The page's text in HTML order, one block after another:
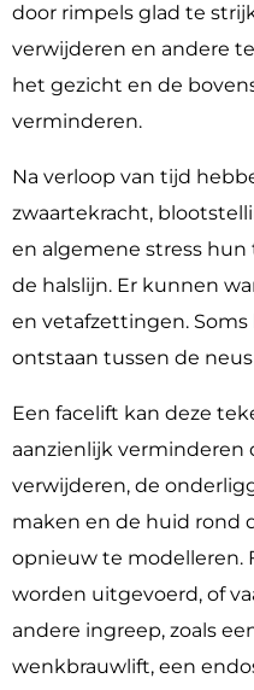
door rimpels glad te
verwijderen en andere
het gezicht en de
verminderen.
Na verloop van tijd
zwaartekracht,
en algemene stress
de halslijn. Er kunnen
en vetafzettingen.
ontstaan tussen de
Een facelift kan deze
aanzienlijk verminderen
verwijderen, de
maken en de huid rond
opnieuw te modelleren.
worden uitgevoerd, of
andere ingreep, zoals
wenkbrauwlift, een